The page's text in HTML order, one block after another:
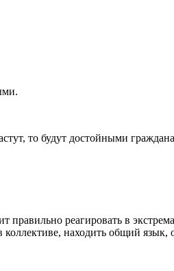
то будут достойными
правильно реагировать в
находить общий язык,